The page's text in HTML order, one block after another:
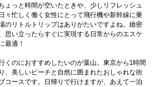
ょっと時間が空いたときや、少しリフレッシュ
々忙しく働く女性にとって飛行機や新幹線に乗
のリトルトリップはありがたいですよね。緻密
思い立ったらすぐに実現する日常からのエスケ
最適！
くのにおすすめしたいのが葉山。東京から1時間
、美しいビーチと自然に囲まれたおしゃれな街
コースです。日帰りで行けますが、あえて一泊